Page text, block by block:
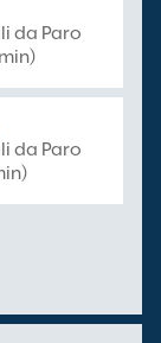
da Paro
da Paro